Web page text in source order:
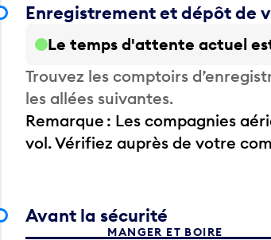
Enregistrement et dépôt de
Le temps d'attente actuel
Trouvez les comptoirs
les allées suivantes.
Remarque : Les compagnies
vol. Vérifiez auprès de votre
Avant la sécurité
MANGER ET BOIRE